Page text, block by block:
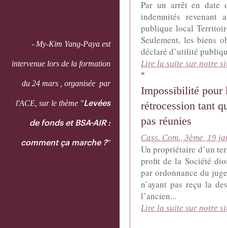
- My-Kim Yang-Paya est
intervenue lors de la formation
du 24 mars , organisée par
l'ACE, sur le thème "Levées
de fonds et BSA-AIR :
comment ça marche ?"
Par un arrêt en date
indemnités revenant
publique local
Seulement, les biens
déclaré d’utilité
Lire la suite sur notre
*
Impossibilité pour
rétrocession tant
pas réunies
Cass. Com., 3ème, 19
Un propriétaire d’un
profit de la Société
par ordonnance du
n’ayant pas reçu la
l’ancien...
Lire la suite sur notre